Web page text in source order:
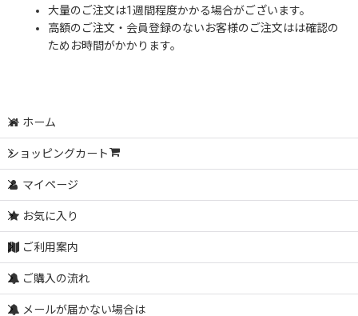
大量のご注文は1週間程度かかる場合がございます。
高額のご注文・会員登録のないお客様のご注文はは確認の
ためお時間がかかります。
ホーム
ショッピングカート
マイページ
お気に入り
ご利用案内
ご購入の流れ
メールが届かない場合は